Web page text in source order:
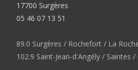
17700 Surgères
05 46 07 13 51
89.0 Surgères / Rochefort / La
102.9 Saint-Jean-d'Angély / Saintes /